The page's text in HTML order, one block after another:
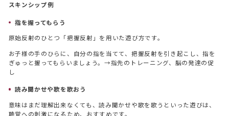
スキンシップ例
指を握ってもらう
原始反射のひとつ「把握反射」を用いた遊び方です。
お子様の手のひらに、自分の指を当てて、把握反射を引き起こし、指を
ぎゅっと握ってもらいましょう。→指先のトレーニング、脳の発達の促
し
読み聞かせや歌を歌おう
意味はまだ理解出来なくても、読み聞かせや歌を歌うといった遊びは、
聴覚への刺激になるため、おすすめです。